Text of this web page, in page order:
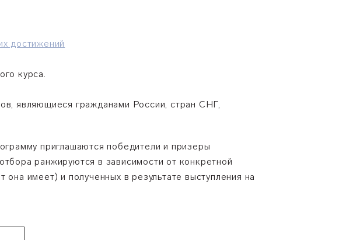
достижений
курса.
являющиеся гражданами России, стран СНГ,
приглашаются победители и призеры
ранжируются в зависимости от конкретной
имеет) и полученных в результате выступления на